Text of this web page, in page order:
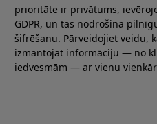
prioritāte ir privātums,
GDPR, un tas nodrošina
šifrēšanu. Pārveidojiet veidu,
izmantojat informāciju — no
iedvesmām — ar vienu